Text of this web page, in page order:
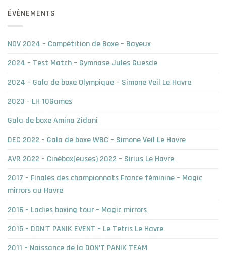
ÉVÈNEMENTS
NOV 2024 – Compétition de Boxe – Bayeux
2024 – Test Match – Gymnase Jules Guesde
2024 – Gala de boxe Olympique – Simone Veil Le Havre
2023 – LH 10Games
Gala de boxe Amina Zidani
DEC 2022 – Gala de boxe WBC – Simone Veil Le Havre
AVR 2022 – Cinébox(euses) 2022 – Sirius Le Havre
2017 – Finales des championnats France féminine – Magic
mirrors au Havre
2016 – Ladies boxing tour – Magic mirrors
2015 – DON’T PANIK EVENT – Le Tetris Le Havre
2011 – Naissance de la DON’T PANIK TEAM